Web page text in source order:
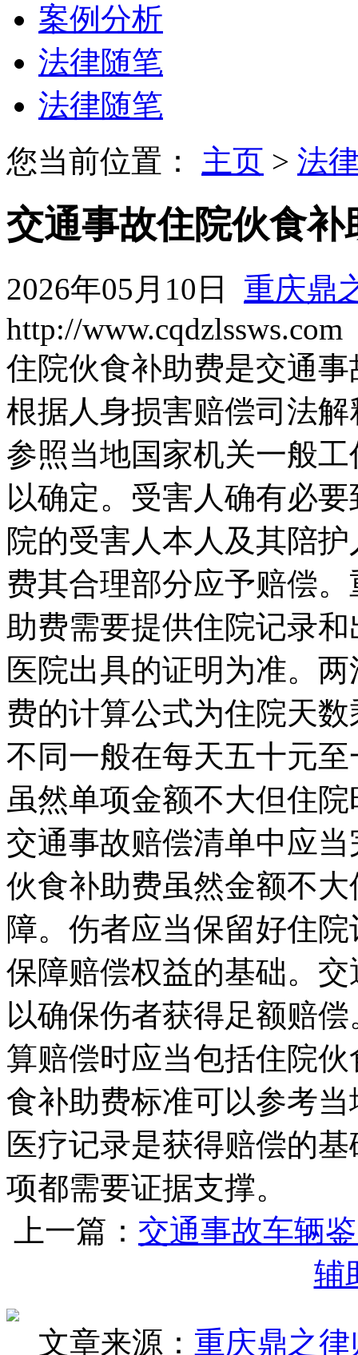
案例分析
法律随笔
法律随笔
您当前位置： 主页 > 法
交通事故住院伙食补
2026年05月10日 重庆鼎
http://www.cqdzlssws.com
住院伙食补助费是交通
根据人身损害赔偿司法
参照当地国家机关一般
以确定。受害人确有必
院的受害人本人及其陪
费其合理部分应予赔偿
助费需要提供住院记录
医院出具的证明为准。
费的计算公式为住院天
不同一般在每天五十元
虽然单项金额不大但住
交通事故赔偿清单中应
伙食补助费虽然金额不
障。伤者应当保留好住
保障赔偿权益的基础。
以确保伤者获得足额赔
算赔偿时应当包括住院
食补助费标准可以参考
医疗记录是获得赔偿的
项都需要证据支撑。
上一篇： 交通事故车辆
辅
文章来源： 重庆鼎之